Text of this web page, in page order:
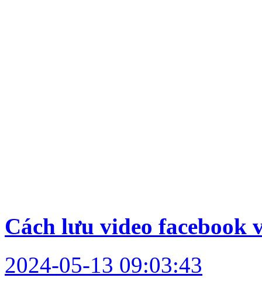
Cách lưu video facebook
2024-05-13 09:03:43